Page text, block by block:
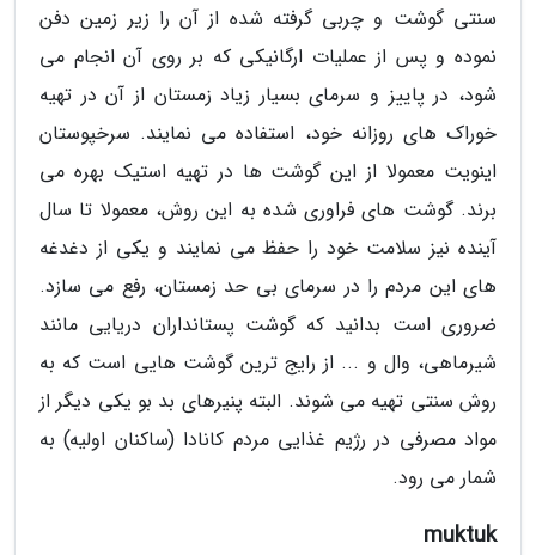
سنتی گوشت و چربی گرفته شده از آن را زیر زمین دفن
نموده و پس از عملیات ارگانیکی که بر روی آن انجام می
شود، در پاییز و سرمای بسیار زیاد زمستان از آن در تهیه
خوراک های روزانه خود، استفاده می نمایند. سرخپوستان
اینویت معمولا از این گوشت ها در تهیه استیک بهره می
برند. گوشت های فراوری شده به این روش، معمولا تا سال
آینده نیز سلامت خود را حفظ می نمایند و یکی از دغدغه
های این مردم را در سرمای بی حد زمستان، رفع می سازد.
ضروری است بدانید که گوشت پستانداران دریایی مانند
شیرماهی، وال و ... از رایج ترین گوشت هایی است که به
روش سنتی تهیه می شوند. البته پنیرهای بد بو یکی دیگر از
مواد مصرفی در رژیم غذایی مردم کانادا (ساکنان اولیه) به
شمار می رود.
muktuk